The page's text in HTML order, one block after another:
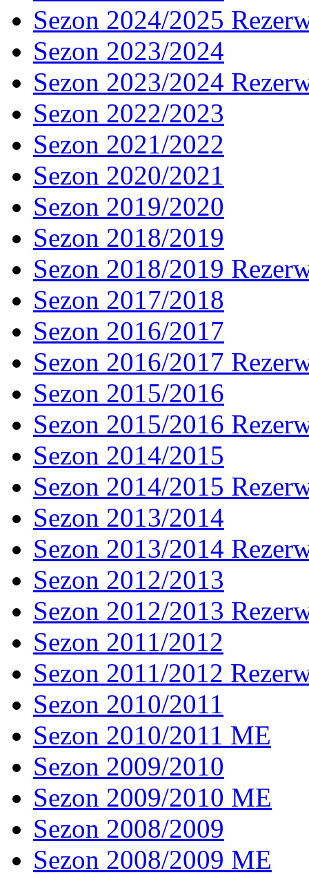
Sezon 2024/2025
Sezon 2023/2024
Sezon 2023/2024
Sezon 2022/2023
Sezon 2021/2022
Sezon 2020/2021
Sezon 2019/2020
Sezon 2018/2019
Sezon 2018/2019
Sezon 2017/2018
Sezon 2016/2017
Sezon 2016/2017
Sezon 2015/2016
Sezon 2015/2016
Sezon 2014/2015
Sezon 2014/2015
Sezon 2013/2014
Sezon 2013/2014
Sezon 2012/2013
Sezon 2012/2013
Sezon 2011/2012
Sezon 2011/2012
Sezon 2010/2011
Sezon 2010/2011 ME
Sezon 2009/2010
Sezon 2009/2010 ME
Sezon 2008/2009
Sezon 2008/2009 ME